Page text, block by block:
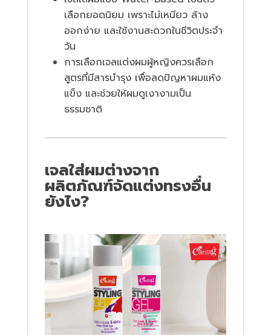
เลือกยอดนิยม เพราะไม่เหนียว ล้าง
ออกง่าย และใช้งานสะดวกในชีวิตประจำ
วัน
การเลือกเจลแต่งผมผู้หญิงควรเลือก
สูตรที่มีสารบำรุง เพื่อลดปัญหาผมแห้ง
แข็ง และช่วยให้ผมดูเงางามเป็น
ธรรมชาติ
เจลใส่ผมต่างจาก
ผลิตภัณฑ์จัดแต่งทรงอื่น
ยังไง?